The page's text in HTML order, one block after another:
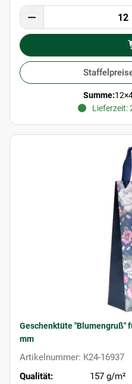
Summe:12×
Lieferzeit:
Geschenktüte "Blumengruß"
mm
Artikelnummer: K24-16937
Qualität:
157 g/m²